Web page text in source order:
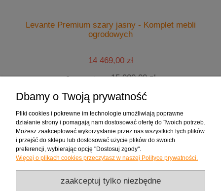
Levante Premium szary jasny - Komplet mebli
ogrodowych
14 469,00 zł
Cena regularna:15 900,00 zł
Zakupy
Pomoc
Moje konto
Dbamy o Twoją prywatność
Pliki cookies i pokrewne im technologie umożliwiają poprawne
działanie strony i pomagają nam dostosować ofertę do Twoich potrzeb.
Możesz zaakceptować wykorzystanie przez nas wszystkich tych plików
i przejść do sklepu lub dostosować użycie plików do swoich
preferencji, wybierając opcję "Dostosuj zgody".
Więcej o plikach cookies przeczytasz w naszej Polityce prywatności.
zaakceptuj tylko niezbędne